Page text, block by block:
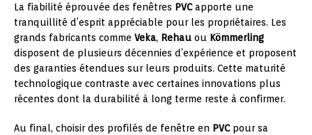
La fiabilité éprouvée des fenêtres PVCapporte une
tranquillité d’esprit appréciable pour les propriétaires. Les
grands fabricants comme Veka, Rehau ou Kömmerling
disposent de plusieurs décennies d’expérience et proposent
des garanties étendues sur leurs produits. Cette maturité
technologique contraste avec certaines innovations plus
récentes dont la durabilité à long terme reste à confirmer.
Au final, choisir des profilés de fenêtre en PVCpour sa